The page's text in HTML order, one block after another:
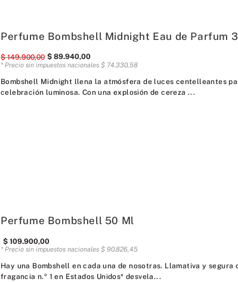
Perfume Bombshell Midnight Eau de Parfum
$ 149.900,00 $ 89.940,00
* Precio sin impuestos nacionales $ 74 330 58
Bombshell Midnight llena la atmósfera de luces centelleantes
celebración luminosa. Con una explosión de cereza ...
Perfume Bombshell 50 Ml
$ 109.900,00
* Precio sin impuestos nacionales $ 90.826,45
Hay una Bombshell en cada una de nosotras. Llamativa y segura
fragancia n.º 1 en Estados Unidos* desvela...